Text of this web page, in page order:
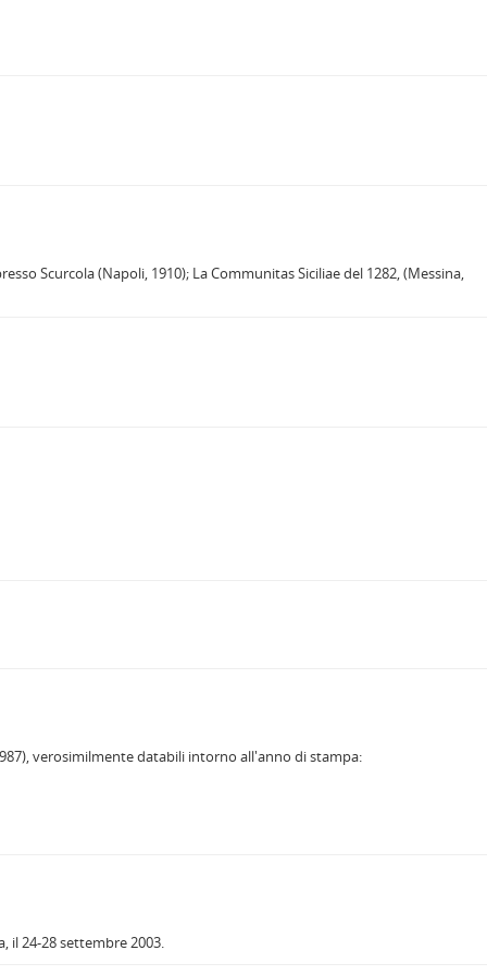
Scurcola (Napoli, 1910); La Communitas Siciliae del 1282, (Messina,
verosimilmente databili intorno all'anno di stampa:
il 24-28 settembre 2003.